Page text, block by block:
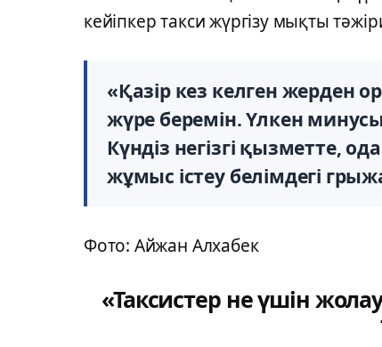
кейіпкер такси жүргізу мықты
«Қазір кез келген жерден
жүре беремін. Үлкен
Күндіз негізгі қызметте,
жұмыс істеу белімдегі
Фото: Айжан Алхабек
«Таксистер не үшін